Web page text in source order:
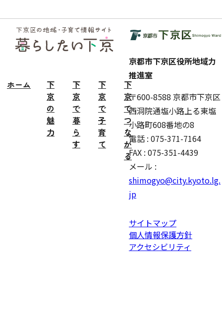
フッ
ター
ホーム
下
京
の
魅
力
下
京
で
暮
ら
す
下
京
で
子
育
て
下
京
で
つ
な
が
る
京都市下京区役所地域力
推進室
〒600-8588 京都市下京区
西洞院通塩小路上る東塩
小路町608番地の8
電話 : 075-371-7164
FAX : 075-351-4439
メール :
shimogyo@city.kyoto.lg.
jp
サイトマップ
個人情報保護方針
アクセシビリティ